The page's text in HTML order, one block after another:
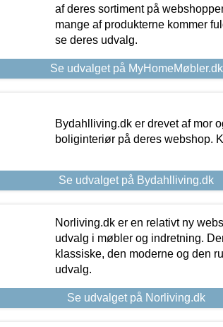
af deres sortiment på
mange af produkterne kommer
se deres udvalg.
Se udvalget på MyHomeMøbler.dk
Bydahlliving.dk er drevet af mor
boliginteriør på deres webshop.
Se udvalget på Bydahlliving.dk
Norliving.dk er en relativt ny
udvalg i møbler og indretning.
klassiske, den moderne og den
udvalg.
Se udvalget på Norliving.dk